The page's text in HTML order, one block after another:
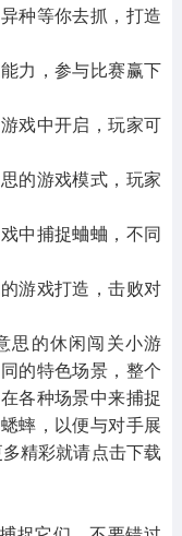
种等你去抓，打造
力，参与比赛赢下
戏中开启，玩家可
的游戏模式，玩家
中捕捉蛐蛐，不同
游戏打造，击败对
思的休闲闯关小游
的特色场景，整个
各种场景中来捕捉
蟀，以便与对手展
精彩就请点击下载